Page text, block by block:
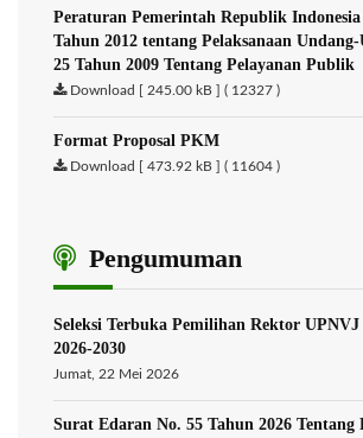
Peraturan Pemerintah Republik
Tahun 2012 tentang Pelaksanaan
25 Tahun 2009 Tentang Pelayanan Publik
Download [ 245.00 kB ] ( 12327 )
Format Proposal PKM
Download [ 473.92 kB ] ( 11604 )
Pengumuman
Seleksi Terbuka Pemilihan Rektor
2026-2030
Jumat, 22 Mei 2026
Surat Edaran No. 55 Tahun 2026 Tentang